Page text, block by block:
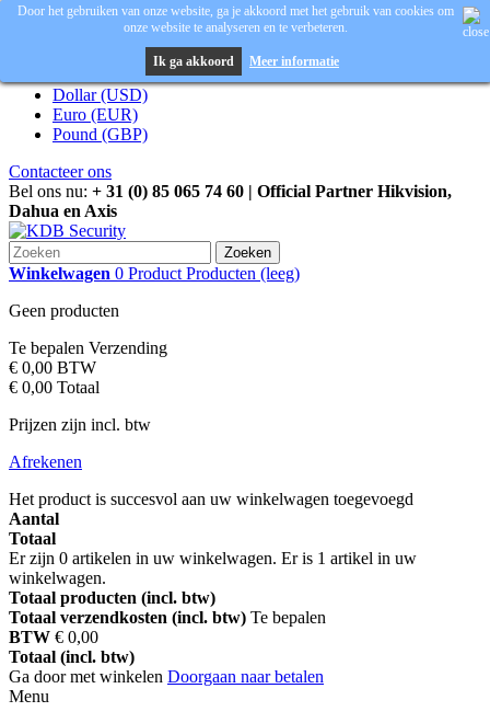
Dollar (USD)
Euro (EUR)
Pound (GBP)
Contacteer ons
Bel ons nu: + 31 (0) 85 065 74 60 | Official Partner Hikvision,
Dahua en Axis
Zoeken
Winkelwagen 0 Product Producten (leeg)
Geen producten
Te bepalen Verzending
€ 0,00 BTW
€ 0,00 Totaal
Prijzen zijn incl. btw
Afrekenen
Het product is succesvol aan uw winkelwagen toegevoegd
Aantal
Totaal
Er zijn 0 artikelen in uw winkelwagen. Er is 1 artikel in uw
winkelwagen.
Totaal producten (incl. btw)
Totaal verzendkosten (incl. btw) Te bepalen
BTW € 0,00
Totaal (incl. btw)
Ga door met winkelen Doorgaan naar betalen
Door het gebruiken van onze website, ga je akkoord met het gebruik van cookies om
onze website te analyseren en te verbeteren.
Ik ga akkoord Meer informatie
Menu